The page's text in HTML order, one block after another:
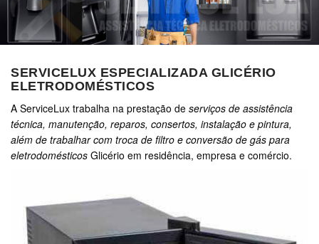
SERVICELUX ESPECIALIZADA GLICÉRIO
ELETRODOMÉSTICOS
A ServiceLux trabalha na prestação de serviços de assistência
técnica, manutenção, reparos, consertos, instalação e pintura,
além de trabalhar com troca de filtro e conversão de gás para
eletrodomésticos Glicério em residência, empresa e comércio.